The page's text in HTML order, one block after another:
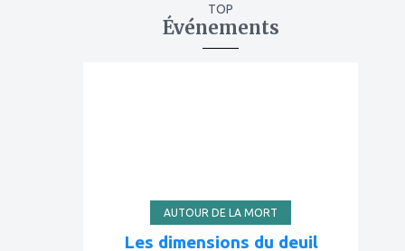
TOP
Événements
AUTOUR DE LA MORT
Les dimensions du deuil